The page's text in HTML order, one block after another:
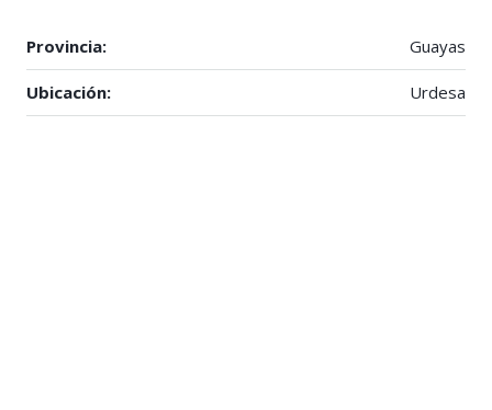
Provincia: Guayas
Ubicación: Urdesa